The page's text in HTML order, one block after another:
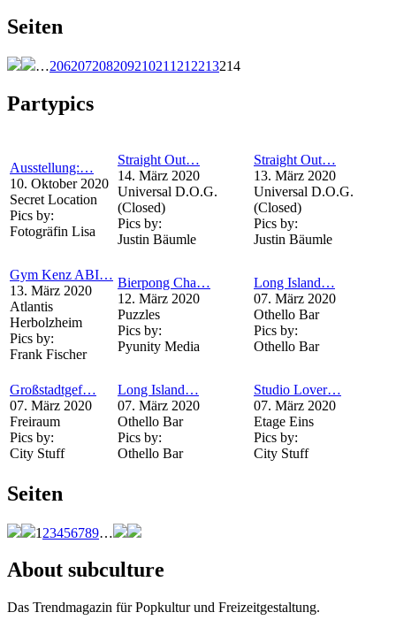
Seiten
…206207208209210211 212213214
Partypics
Ausstellung:…
10. Oktober 2020
Secret Location
Pics by:
Fotogräfin Lisa
Straight Out…
14. März 2020
Universal D.O.G.
(Closed)
Pics by:
Justin Bäumle
Straight Out…
13. März 2020
Universal D.O.G.
(Closed)
Pics by:
Justin Bäumle
Gym Kenz ABI…
13. März 2020
Atlantis
Herbolzheim
Pics by:
Frank Fischer
Bierpong Cha…
12. März 2020
Puzzles
Pics by:
Pyunity Media
Long Island…
07. März 2020
Othello Bar
Pics by:
Othello Bar
Großstadtgef…
07. März 2020
Freiraum
Pics by:
City Stuff
Long Island…
07. März 2020
Othello Bar
Pics by:
Othello Bar
Studio Lover…
07. März 2020
Etage Eins
Pics by:
City Stuff
Seiten
1 23456789…
About subculture
Das Trendmagazin für Popkultur und Freizeitgestaltung.